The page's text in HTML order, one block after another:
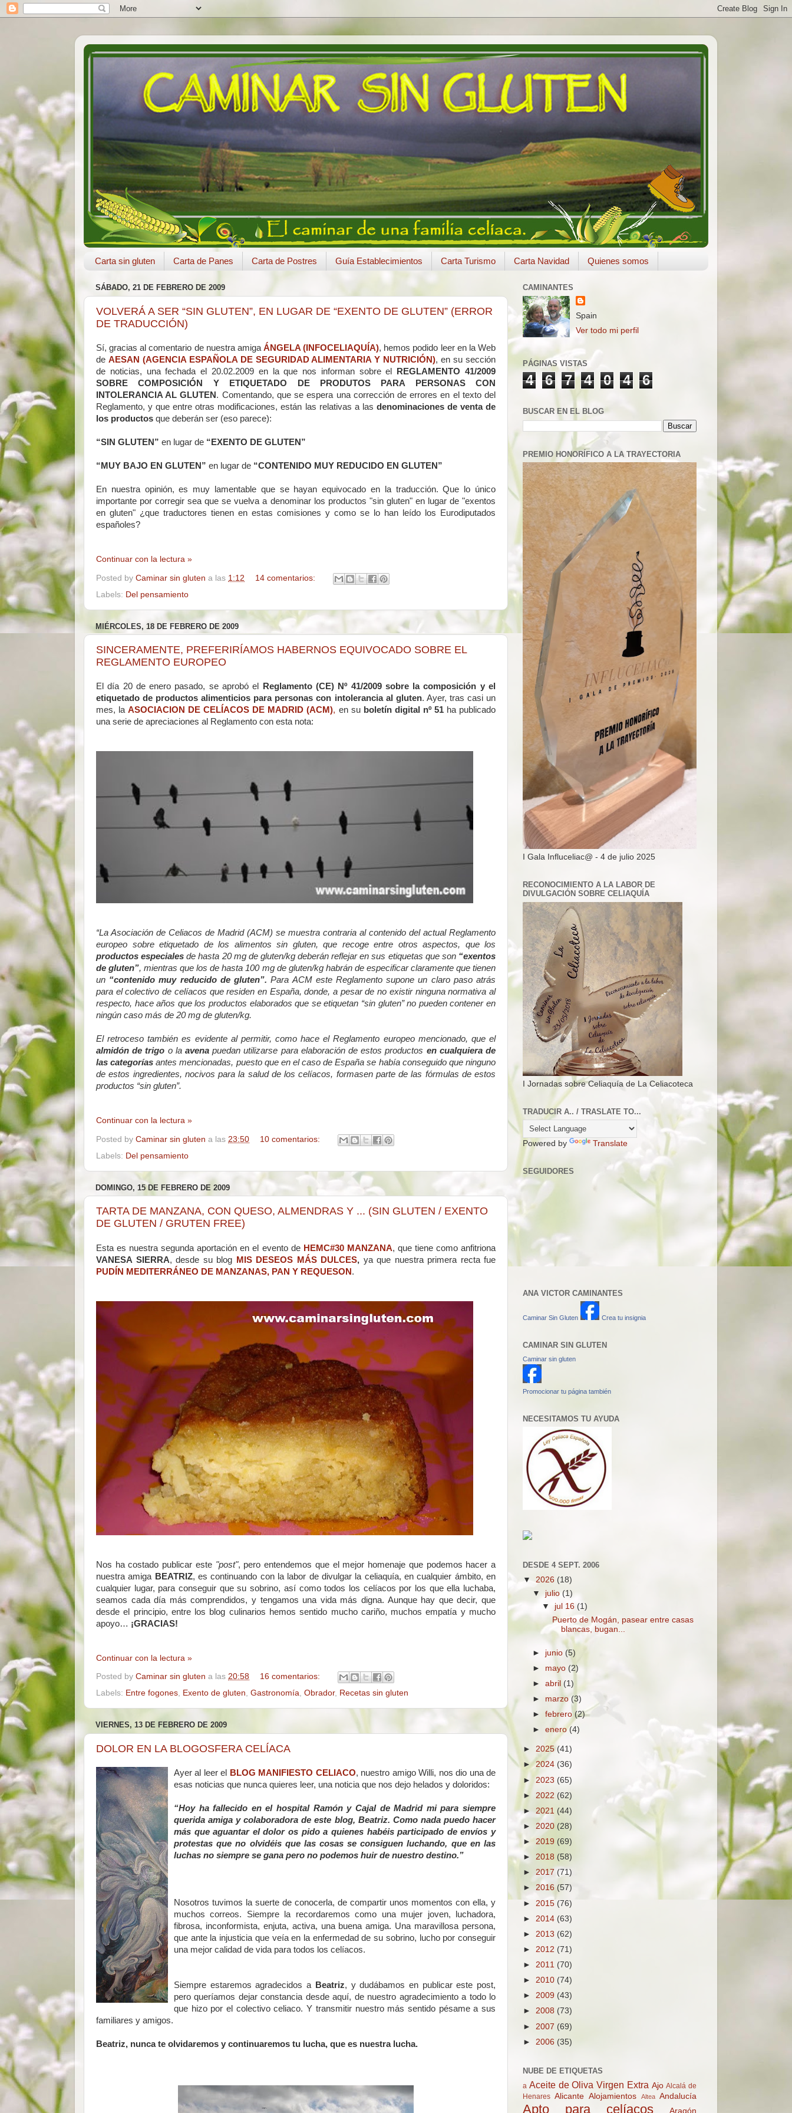
Carta sin gluten Carta de Panes Carta de Postres Guía Establecimientos Carta Turismo Carta Navidad Quienes somos
SÁBADO, 21 DE FEBRERO DE 2009
VOLVERÁ A SER “SIN GLUTEN”, EN LUGAR DE “EXENTO DE GLUTEN” (ERROR
DE TRADUCCIÓN)
Sí, gracias al comentario de nuestra amiga ÁNGELA (INFOCELIAQUÍA), hemos podido leer en la Web
de AESAN (AGENCIA ESPAÑOLA DE SEGURIDAD ALIMENTARIA Y NUTRICIÓN), en su sección
de noticias, una fechada el 20.02.2009 en la que nos informan sobre el
REGLAMENTO 41/2009
SOBRE COMPOSICIÓN Y ETIQUETADO DE PRODUTOS PARA PERSONAS CON
INTOLERANCIA AL GLUTEN . Comentando, que se espera una corrección de errores en el texto del
Reglamento, y que entre otras modificaciones, están las relativas a las denominaciones de venta de
los productos que deberán ser (eso parece):
“SIN GLUTEN” en lugar de “EXENTO DE GLUTEN”
“MUY BAJO EN GLUTEN” en lugar de “CONTENIDO MUY REDUCIDO EN GLUTEN”
En nuestra opinión, es muy lamentable que se hayan equivocado en la traducción. Que lo único
importante por corregir sea que se vuelva a denominar los productos "sin gluten" en lugar de "exentos
en gluten" ¿que traductores tienen en estas comisiones y como se lo han leído los Eurodiputados
españoles?
Continuar con la lectura »
Posted by Caminar sin gluten a las 1:12
14 comentarios:
Labels: Del pensamiento
MIÉRCOLES, 18 DE FEBRERO DE 2009
SINCERAMENTE, PREFERIRÍAMOS HABERNOS EQUIVOCADO SOBRE EL
REGLAMENTO EUROPEO
El día 20 de enero pasado, se aprobó el
Reglamento (CE) Nº 41/2009 sobre la composición y el
etiquetado de productos alimenticios para personas con intolerancia al gluten. Ayer, tras casi un
mes, laASOCIACION DE CELÍACOS DE MADRID (ACM), en su boletín digital nº 51ha publicado
una serie de apreciaciones al Reglamento con esta nota:
“La Asociación de Celiacos de Madrid (ACM) se muestra contraria al contenido del actual Reglamento
europeo sobre etiquetado de los alimentos sin gluten, que recoge entre otros aspectos, que los
productos especiales de hasta 20 mg de gluten/kg deberán reflejar en sus etiquetas que son“exentos
de gluten”, mientras que los de hasta 100 mg de gluten/kg habrán de especificar claramente que tienen
un “contenido muy reducido de gluten”. Para ACM este Reglamento supone un claro paso atrás
para el colectivo de celíacos que residen en España, donde, a pesar de no existir ninguna normativa al
respecto, hace años que los productos elaborados que se etiquetan “sin gluten” no pueden contener en
ningún caso más de 20 mg de gluten/kg.
El retroceso también es evidente al permitir, como hace el Reglamento europeo mencionado, que el
almidón de trigo o laavena puedan utilizarse para elaboración de estos productos en cualquiera de
las categorías antes mencionadas, puesto que en el caso de España se había conseguido que ninguno
de estos ingredientes, nocivos para la salud de los celíacos, formasen parte de las fórmulas de estos
productos “sin gluten”.
Continuar con la lectura »
Posted by Caminar sin gluten a las 23:50
10 comentarios:
Labels: Del pensamiento
DOMINGO, 15 DE FEBRERO DE 2009
TARTA DE MANZANA, CON QUESO, ALMENDRAS Y ... (SIN GLUTEN / EXENTO
DE GLUTEN / GRUTEN FREE)
Esta es nuestra segunda aportación en el evento de HEMC#30 MANZANA, que tiene como anfitriona
VANESA SIERRA, desde su blog MIS DESEOS MÁS DULCES, ya que nuestra primera recta fue
PUDÍN MEDITERRÁNEO DE MANZANAS, PAN Y REQUESON.
Nos ha costado publicar este "post", pero entendemos que el mejor homenaje que podemos hacer a
nuestra amiga BEATRIZ, es continuando con la labor de divulgar la celiaquía, en cualquier ámbito, en
cualquier lugar, para conseguir que su sobrino, así como todos los celíacos por los que ella luchaba,
seamos cada día más comprendidos, y tengamos una vida más digna. Aunque hay que decir, que
desde el principio, entre los blog culinarios hemos sentido mucho cariño, muchos empatía y mucho
apoyo… ¡GRACIAS!
Continuar con la lectura »
Posted by Caminar sin gluten a las 20:58
16 comentarios:
Labels: Entre fogones, Exento de gluten, Gastronomía, Obrador, Recetas sin gluten
VIERNES, 13 DE FEBRERO DE 2009
DOLOR EN LA BLOGOSFERA CELÍACA
Ayer al leer el BLOG MANIFIESTO CELIACO, nuestro amigo Willi, nos dio una de
esas noticias que nunca quieres leer, una noticia que nos dejo helados y doloridos:
“Hoy ha fallecido en el hospital Ramón y Cajal de Madrid mi para siempre
querida amiga y colaboradora de este blog, Beatriz. Como nada puedo hacer
más que aguantar el dolor os pido a quienes habéis participado de envíos y
protestas que no olvidéis que las cosas se consiguen luchando, que en las
luchas no siempre se gana pero no podemos huir de nuestro destino.”
Nosotros tuvimos la suerte de conocerla, de compartir unos momentos con ella, y
muchos correos. Siempre la recordaremos como una mujer joven, luchadora,
fibrosa, inconformista, enjuta, activa, una buena amiga. Una maravillosa persona,
que ante la injusticia que veía en la enfermedad de su sobrino, lucho por conseguir
una mejor calidad de vida para todos los celíacos.
Siempre estaremos agradecidos a Beatriz, y dudábamos en publicar este post,
pero queríamos dejar constancia desde aquí, de nuestro agradecimiento a todo lo
que hizo por el colectivo celiaco. Y transmitir nuestro más sentido pésame a sus
familiares y amigos.
Beatriz, nunca te olvidaremos y continuaremos tu lucha, que es nuestra lucha.
CAMINANTES
Spain
Ver todo mi perfil
PÁGINAS VISTAS
4 6 7 4 0 4 6
BUSCAR EN EL BLOG
PREMIO HONORÍFICO A LA TRAYECTORIA
I Gala Influceliac@ - 4 de julio 2025
RECONOCIMIENTO A LA LABOR DE
DIVULGACIÓN SOBRE CELIAQUÍA
I Jornadas sobre Celiaquía de La Celiacoteca
TRADUCIR A.. / TRASLATE TO...
Powered by Translate
SEGUIDORES
ANA VICTOR CAMINANTES
Caminar Sin Gluten Crea tu insignia
CAMINAR SIN GLUTEN
Caminar sin gluten
Promocionar tu página también
NECESITAMOS TU AYUDA
DESDE 4 SEPT. 2006
▼ 2026 (18)
▼ julio(1)
▼jul 16(1)
Puerto de Mogán, pasear entre casas
blancas, bugan...
► junio (5)
► mayo (2)
►abril(1)
► marzo (3)
►febrero(2)
►enero(4)
► 2025 (41)
►2024 (36)
► 2023 (65)
► 2022 (62)
► 2021 (44)
► 2020 (28)
► 2019 (69)
► 2018 (58)
► 2017 (71)
► 2016 (57)
► 2015 (76)
► 2014 (63)
► 2013 (62)
► 2012 (71)
► 2011 (70)
► 2010 (74)
► 2009 (43)
► 2008 (73)
► 2007 (69)
► 2006 (35)
NUBE DE ETIQUETAS
a Aceite de Oliva Virgen Extra Ajo Alcalá de
Henares Alicante Alojamientos Altea Andalucía
Apto para celíacos Aragón